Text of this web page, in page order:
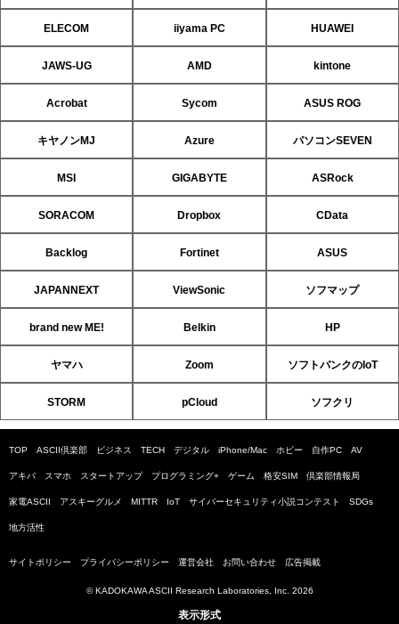
ELECOM iiyama PC HUAWEI
JAWS-UG AMD kintone
Acrobat Sycom ASUS ROG
キヤノンMJ Azure パソコンSEVEN
MSI GIGABYTE ASRock
SORACOM Dropbox CData
Backlog Fortinet ASUS
JAPANNEXT ViewSonic ソフマップ
brand new ME! Belkin HP
ヤマハ Zoom ソフトバンクのIoT
STORM pCloud ソフクリ
TOP ASCII倶楽部 ビジネス TECH デジタル iPhone/Mac ホビー 自作PC AV
アキバ スマホ スタートアップ プログラミング+ ゲーム 格安SIM 倶楽部情報局
家電ASCII アスキーグルメ MITTR IoT サイバーセキュリティ小説コンテスト SDGs
地方活性
サイトポリシー プライバシーポリシー 運営会社 お問い合わせ 広告掲載
© KADOKAWA ASCII Research Laboratories, Inc. 2026
表示形式